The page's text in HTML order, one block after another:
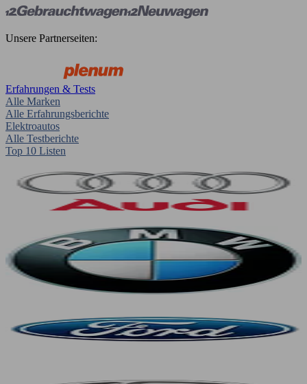
Unsere Partnerseiten:
Erfahrungen & Tests
Alle Marken
Alle Erfahrungsberichte
Elektroautos
Alle Testberichte
Top 10 Listen